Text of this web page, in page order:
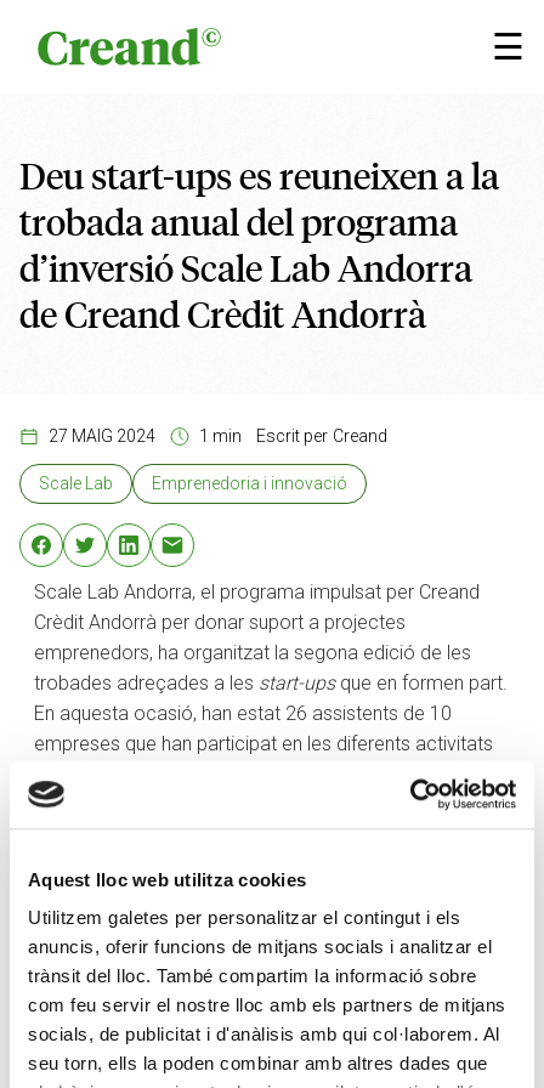
Aquest lloc web utilitza cookies
Utilitzem galetes per personalitzar el contingut i els
anuncis, oferir funcions de mitjans socials i analitzar el
trànsit del lloc. També compartim la informació sobre
com feu servir el nostre lloc amb els partners de mitjans
socials, de publicitat i d'anàlisis amb qui col·laborem. Al
seu torn, ells la poden combinar amb altres dades que
☰
×
Deu start-ups es reuneixen a la
trobada anual del programa
d’inversió Scale Lab Andorra
de Creand Crèdit Andorrà
27 MAIG 2024 1 min Escrit per Creand
Scale Lab Emprenedoria i innovació
Scale Lab Andorra, el programa impulsat per Creand
Crèdit Andorrà per donar suport a projectes
emprenedors, ha organitzat la segona edició de les
trobades adreçades a les start-upsque en formen part.
En aquesta ocasió, han estat 26 assistents de 10
empreses que han participat en les diferents activitats
organitzades, que han tingut per objectiu fomentar el
networking i les relacions entre elles, alhora que se’ls
brinda l’oportunitat de conèixer el territori i se’ls facilita
L’agenda s’ha centrat en diverses sessions de treball
amb experts como Pepe Agell, emprenedor i soci de
Pear VC, un fons de capital risc americà que inverteix en
empreses de creació recent, o Chris Bouwer,
emprenedor i Business Angel, i activitats d’oci en
diversos punts del país. També se’ls han organitzat